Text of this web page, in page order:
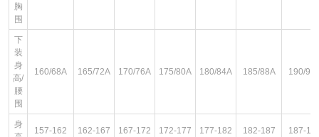
胸
围
下
装
身
高/
腰
围
160/68A 165/72A 170/76A 175/80A 180/84A 185/88A 190/
身
157-162 162-167 167-172 172-177 177-182 182-187 187-